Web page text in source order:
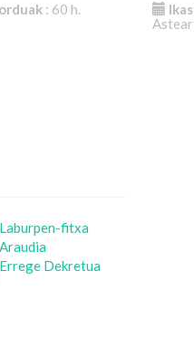
: 60 h.
Laburpen-fitxa
Araudia
Errege Dekretua